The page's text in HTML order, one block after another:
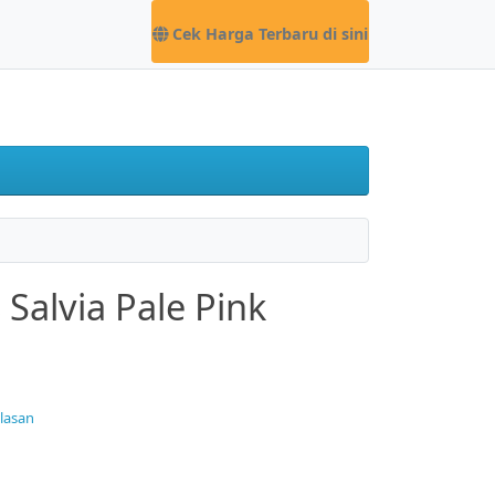
Cek Harga Terbaru di sini
Pale Pink